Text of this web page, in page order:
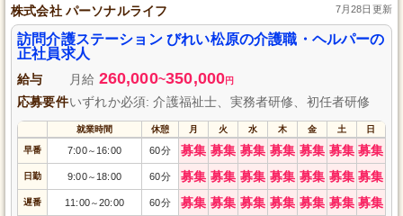
株式会社 パーソナルライフ 7月28日更新
訪問介護ステーション びれい松原の介護職・ヘルパーの
正社員求人
給与 月給 260,000~350,000円
応募要件いずれか必須: 介護福祉士、実務者研修、初任者研修
就業時間 休憩 月 火 水 木 金 土 日
早番 7:00～ 16:00 60分 募集 募集 募集 募集 募集 募集 募集
日勤 9:00～ 18:00 60分 募集 募集 募集 募集 募集 募集 募集
遅番 11:00～20:00 60分 募集 募集 募集 募集 募集 募集 募集